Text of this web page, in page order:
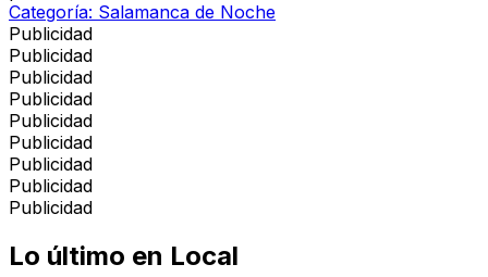
Categoría: Salamanca de Noche
Publicidad
Publicidad
Publicidad
Publicidad
Publicidad
Publicidad
Publicidad
Publicidad
Publicidad
Lo último en Local